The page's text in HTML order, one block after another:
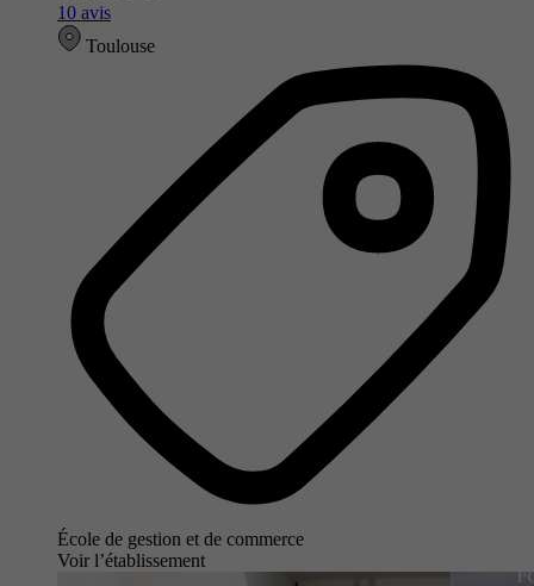
10 avis
Toulouse
École de gestion et de commerce
Voir l’établissement